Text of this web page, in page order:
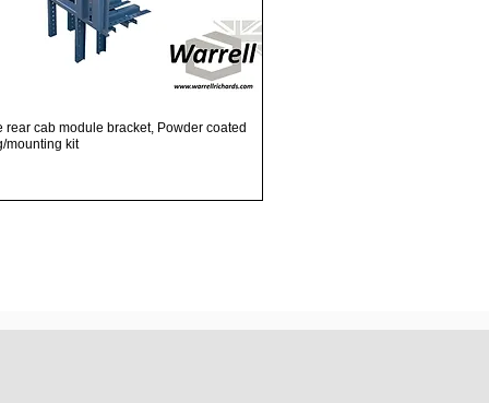
Snel overzicht
rear cab module bracket, Powder coated
mounting kit